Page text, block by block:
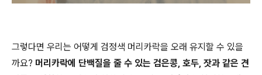
그렇다면 우리는 어떻게 검정색 머리카락을 오래 유지할 수 있을
까요? 머리카락에 단백질을 줄 수 있는 검은콩, 호두, 잣과 같은 견